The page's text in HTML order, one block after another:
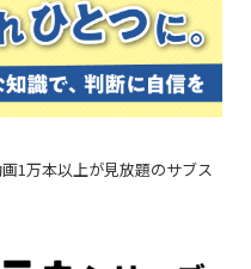
1万本以上が見放題のサブス